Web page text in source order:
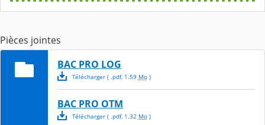
Pièces jointes
BAC PRO LOG
Télécharger( .pdf, 1.59 Mo)
BAC PRO OTM
Télécharger( .pdf, 1.32 Mo)